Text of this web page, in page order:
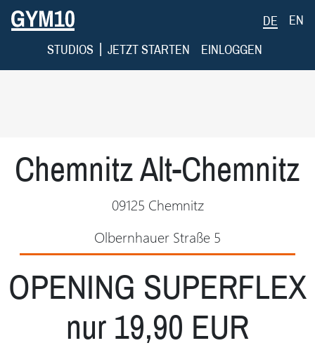
DE
EN
STUDIOS | JETZT STARTEN EINLOGGEN
Chemnitz Alt-Chemnitz
09125 Chemnitz
Olbernhauer Straße 5
OPENING SUPERFLEX
nur 19,90 EUR